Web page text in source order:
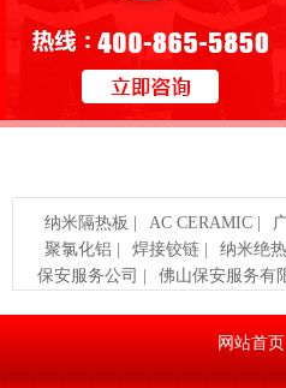
纳米隔热板 AC CERAMIC
聚氯化铝
焊接铰链 纳米绝
保安服务公司
佛山保安服务有
网站首页